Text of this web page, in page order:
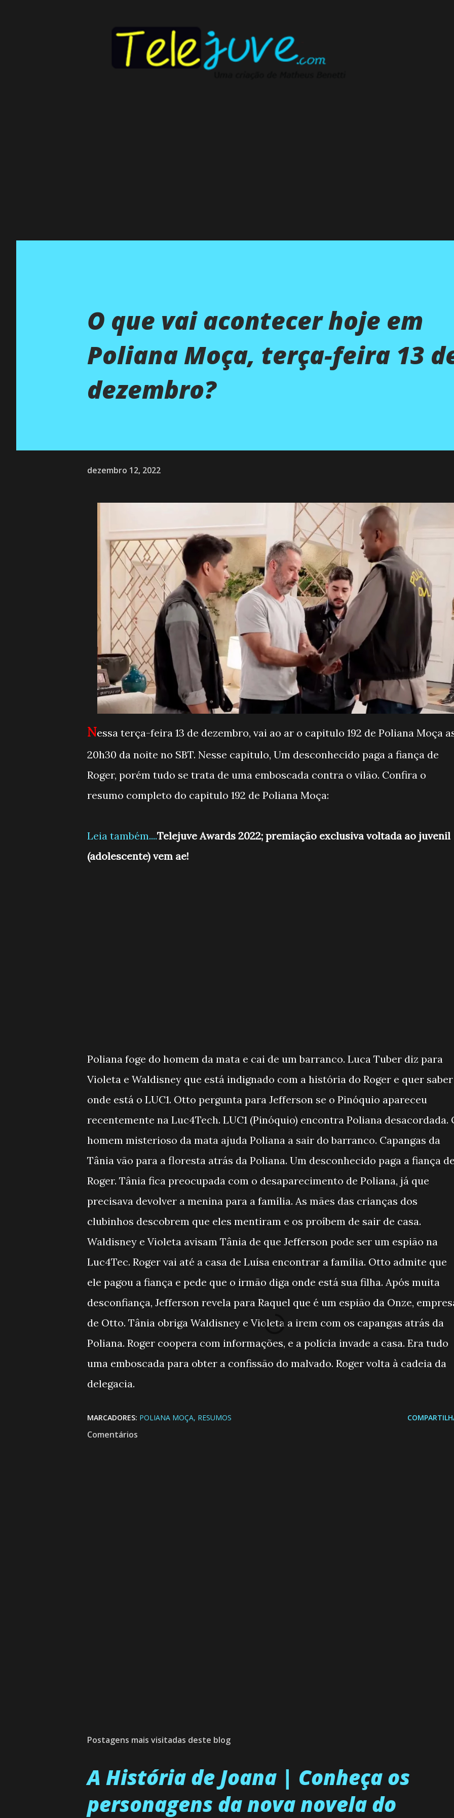
O que vai acontecer hoje em
Poliana Moça, terça-feira 13
dezembro?
dezembro 12, 2022
Nessa terça-feira 13 de dezembro, vai ao ar o capitulo 192 de Poliana Moça
20h30 da noite no SBT. Nesse capitulo, Um desconhecido paga a fiança de
Roger, porém tudo se trata de uma emboscada contra o vilão. Confira o
resumo completo do capitulo 192 de Poliana Moça:
Leia também....Telejuve Awards 2022; premiação exclusiva voltada ao juvenil
(adolescente) vem ae!
Poliana foge do homem da mata e cai de um barranco. Luca Tuber diz para
Violeta e Waldisney que está indignado com a história do Roger e quer saber
onde está o LUC1. Otto pergunta para Jefferson se o Pinóquio apareceu
recentemente na Luc4Tech. LUC1 (Pinóquio) encontra Poliana desacordada.
homem misterioso da mata ajuda Poliana a sair do barranco. Capangas da
Tânia vão para a floresta atrás da Poliana. Um desconhecido paga a fiança
Roger. Tânia fica preocupada com o desaparecimento de Poliana, já que
precisava devolver a menina para a família. As mães das crianças dos
clubinhos descobrem que eles mentiram e os proíbem de sair de casa.
Waldisney e Violeta avisam Tânia de que Jefferson pode ser um espião na
Luc4Tec. Roger vai até a casa de Luísa encontrar a família. Otto admite que
ele pagou a fiança e pede que o irmão diga onde está sua filha. Após muita
desconfiança, Jefferson revela para Raquel que é um espião da Onze,
de Otto. Tânia obriga Waldisney e Violeta a irem com os capangas atrás da
Poliana. Roger coopera com informações, e a polícia invade a casa. Era tudo
uma emboscada para obter a confissão do malvado. Roger volta à cadeia da
delegacia.
MARCADORES: POLIANA MOÇA RESUMOS
Comentários
Postagens mais visitadas deste blog
A História de Joana | Conheça os
personagens da nova novela do